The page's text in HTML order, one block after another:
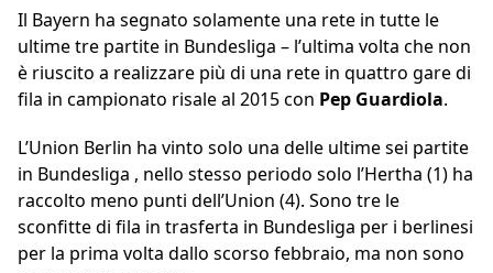
Il Bayern ha segnato solamente una rete in tutte le
ultime tre partite in Bundesliga – l’ultima volta che non
è riuscito a realizzare più di una rete in quattro gare di
fila in campionato risale al 2015 con Pep Guardiola.
L’Union Berlin ha vinto solo una delle ultime sei partite
in Bundesliga , nello stesso periodo solo l’Hertha (1) ha
raccolto meno punti dell’Union (4). Sono tre le
sconfitte di fila in trasferta in Bundesliga per i berlinesi
per la prima volta dallo scorso febbraio, ma non sono